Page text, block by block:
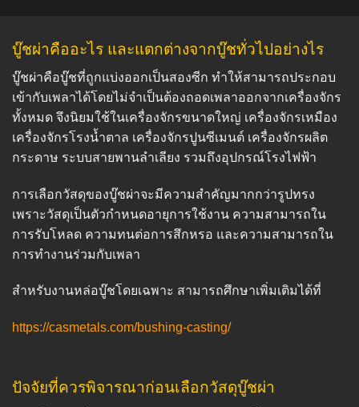
บู๊ชผ่าคืออะไร และแตกต่างจากบู๊ชทั่วไปอย่างไร
บู๊ชผ่าคือบู๊ชที่ถูกแบ่งออกเป็นสองซีก ทำให้สามารถประกอบ
เข้ากับเพลาได้โดยไม่จำเป็นต้องถอดเพลาออกจากเครื่องจักร
ทั้งหมด จึงนิยมใช้ในเครื่องจักรขนาดใหญ่ เครื่องจักรเหมือง
เครื่องจักรโรงน้ำตาล เครื่องจักรปูนซีเมนต์ เครื่องจักรผลิต
กระดาษ ระบบสายพานลำเลียง รวมถึงอุปกรณ์โรงไฟฟ้า
การเลือกวัสดุของบู๊ชผ่าจะมีความสำคัญมากกว่ารูปทรง
เพราะวัสดุเป็นตัวกำหนดอายุการใช้งาน ความสามารถใน
การรับโหลด ความทนต่อการสึกหรอ และความสามารถใน
การทำงานร่วมกับเพลา
สำหรับงานหล่อบู๊ชโดยเฉพาะ สามารถศึกษาเพิ่มเติมได้ที่
https://casmetals.com/bushing-casting/
ปัจจัยที่ควรพิจารณาก่อนเลือกวัสดุบู๊ชผ่า